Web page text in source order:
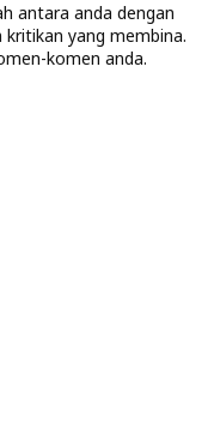
antara anda dengan
kritikan yang membina.
komen anda.